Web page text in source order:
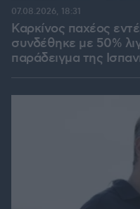
Καρκίνος παχέος
συνδέθηκε με 50%
παράδειγμα της
07.08.2026, 18:31